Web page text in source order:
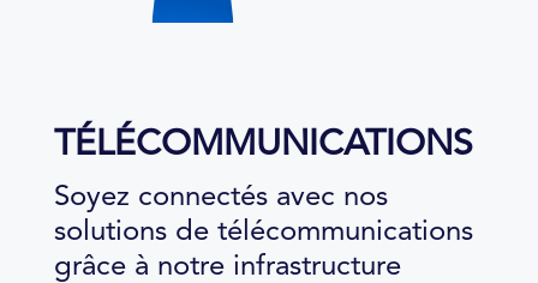
TÉLÉCOMMUNICATIONS
Soyez connectés avec nos
solutions de télécommunications
grâce à notre infrastructure